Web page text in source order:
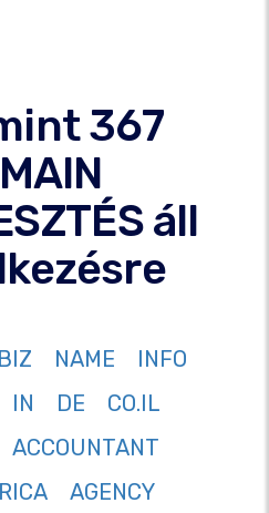
367
áll
BIZ NAME
INFO
IN DE
CO.IL
ACCOUNTANT
AGENCY